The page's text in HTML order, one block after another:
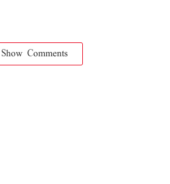
Show Comments